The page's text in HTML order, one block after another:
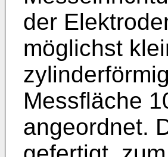
der
möglichst
Messfläche
angeordnet.